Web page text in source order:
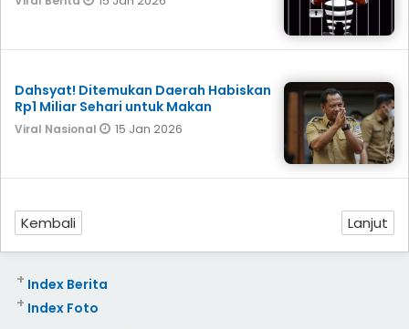
Dahsyat! Ditemukan Daerah Habiskan
Rp1 Miliar Sehari untuk Makan
Viral Nasional 15 Jan 2026
Kembali Lanjut
Index Berita
+
Index Foto
+